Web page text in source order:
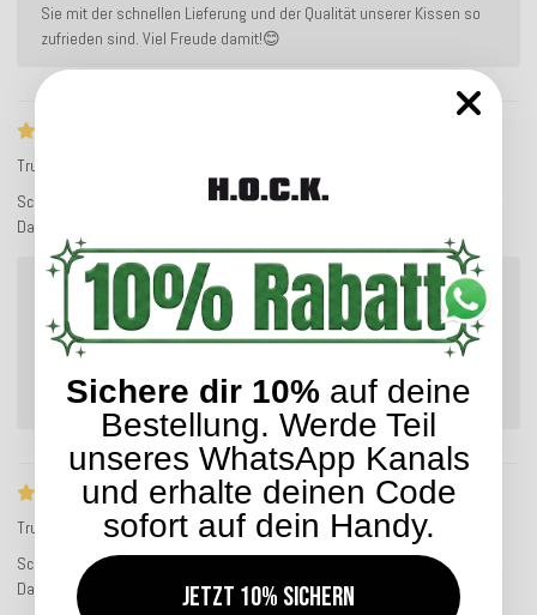
Sie mit der schnellen Lieferung und der Qualität unserer Kissen so
zufrieden sind. Viel Freude damit!😊
Trusted Shops Bewertung
Schnelle Lieferung, schöne Farben, gute Qualität der Verarbeitung. Vielen
Dank dafür!
Antwort von hock-dich-hin.de:
07.11.2024
Herzlichen Dank für Ihr positives Feedback! Es freut uns sehr, dass
Sie mit der schnellen Lieferung und der Qualität unserer Kissen so
zufrieden sind. Viel Freude damit!😊
Tolle Qualität
Trusted Shops Bewertung
Service-Bewertung
Schnelle Lieferung, schöne Farben, gute Qualität der Verarbeitung. Vielen
Dank dafür!
Sichere dir 10% auf deine
Bestellung. Werde Teil
unseres WhatsApp Kanals
und erhalte deinen Code
sofort auf dein Handy.
Jetzt 10% sichern